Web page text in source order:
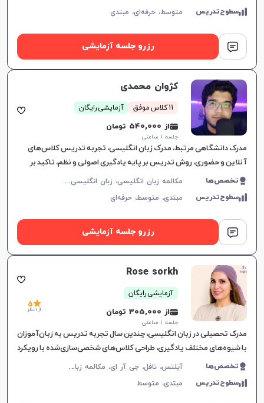
سطوح‌تدریس متوسط،حرفه‌ای، مبتدی
رزرو جلسه آزمایشی
کژوان محمدی
11 کلاس موفق آزمایشی رایگان
از 540,000 تومان
جلسه ۱ ساعتی
مدرک دانشگاهی مرتبط، مدرک زبان انگلیسی، تجربه تدریس کلاس‌های
آنلاین و حضوری، روش تدریس بر پایه یادگیری اصولی و نظم، تاکید بر
انضباط و پیشرفت متعهدانه.
تخصص‌ها م
کالمه زبان انگلیسی، زبان انگلیسی عمومی، گرامر زبان انگلیسی، زبان انگلیسی تجاری، زبان انگلیسی آمریکایی، زبان انگلیسی کنکور سراسری، زبان انگلیسی کنکور کاردانی، زبان انگلیسی کودکان
سطوح‌تدریس مبتدی، متوسط،حرفه‌ای
رزرو جلسه آزمایشی
Rose sorkh
آزمایشی رایگان
از 305,000 تومان
جلسه ۱ ساعتی
5
از 1 نظر
مدرک تحصیلی در زبان انگلیسی، چندین سال تجربه تدریس به زبان‌آموزان
با شیوه‌های مختلف یادگیری، طراحی کلاس‌های شخصی‌سازی‌شده با رویکرد
تعاملی، درک عمیق از نیازهای زبانی و
تخصص‌ها آ
یلتس، تافل، جی آر ای، مکالمه زبان انگلیسی، زبان انگلیسی عمومی، گرامر زبان انگلیسی، زبان انگلیسی تجاری، زبان انگلیسی آمریکایی، زبان انگلیسی کنکور سراسری، زبان انگلیسی کنکور کاردانی، زبان انگلیسی کنکور ارشد، زبان انگلیسی کنکور دکتری، زبان انگلیسی هفتم دبیرستان، زبان انگلیسی هشتم دبیرستان، زبان انگلیسی نهم دبیرستان، زبان انگلیسی دهم دبیرستان، زبان انگلیسی یازدهم دبیرستان، زبان انگلیسی دوازدهم دبیرستان، زبان انگلیسی کودکان
سطوح‌تدریس مبتدی، متوسط